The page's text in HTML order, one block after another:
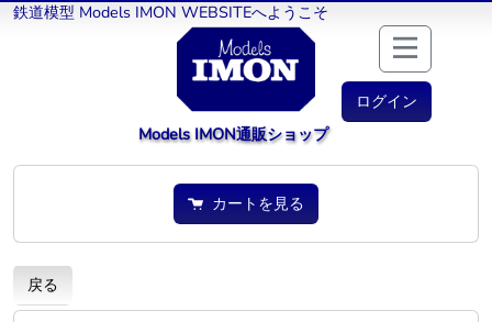
鉄道模型 Models IMON WEBSITEへようこそ
ログイン
Models IMON通販ショップ
カートを見る
戻る